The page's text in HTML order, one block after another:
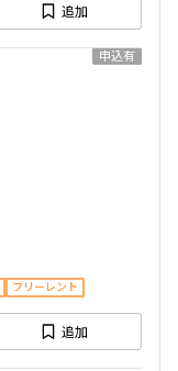
追加
申込有
フリーレント
追加